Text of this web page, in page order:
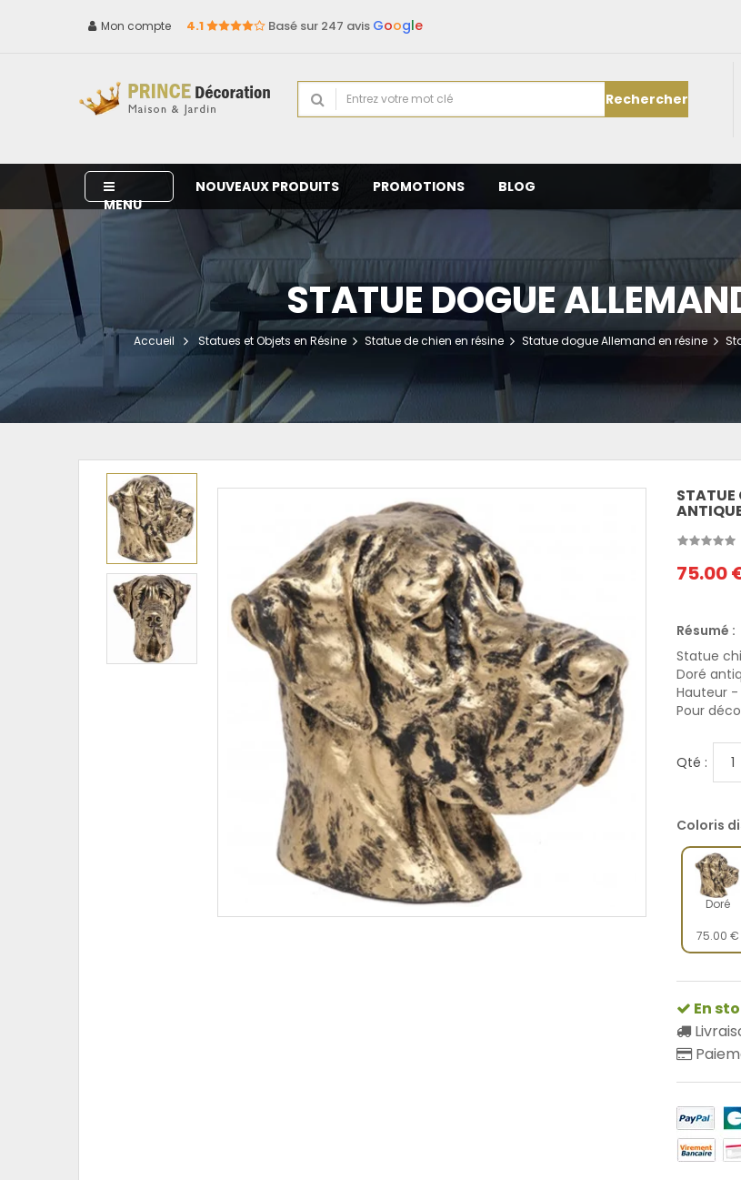
Mon compte 4.1 Basé sur 247 avis Google
Rechercher
MENU
NOUVEAUX PRODUITS PROMOTIONS BLOG
STATUE DOGUE
Accueil Statues et Objets en Résine Statue de chien en résine Statue dogue Allemand en résine
STATUE
75.00
Résumé :
Statue
Doré
Hauteur -
Pour
Qté :
Coloris
Doré
75.00 €
En